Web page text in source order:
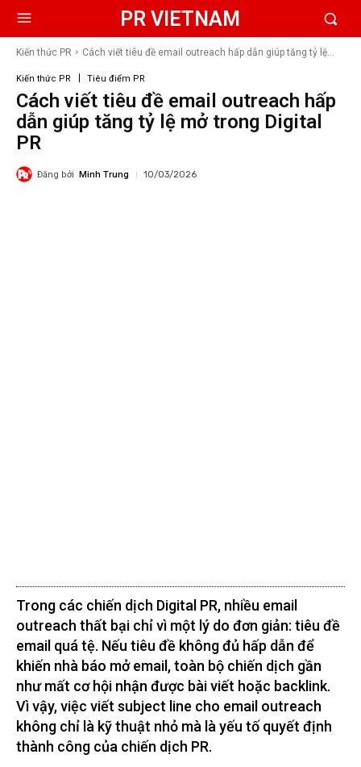
PR VIETNAM
Kiến thức PR Cách viết tiêu đề email outreach hấp dẫn giúp tăng tỷ lệ...
Kiến thức PR Tiêu điểm PR
Cách viết tiêu đề email outreach hấp
dẫn giúp tăng tỷ lệ mở trong Digital
PR
Đăng bởi Minh Trung 10/03/2026
Trong các chiến dịch Digital PR, nhiều email
outreach thất bại chỉ vì một lý do đơn giản: tiêu đề
email quá tệ. Nếu tiêu đề không đủ hấp dẫn để
khiến nhà báo mở email, toàn bộ chiến dịch gần
như mất cơ hội nhận được bài viết hoặc backlink.
Vì vậy, việc viết subject line cho email outreach
không chỉ là kỹ thuật nhỏ mà là yếu tố quyết định
thành công của chiến dịch PR.